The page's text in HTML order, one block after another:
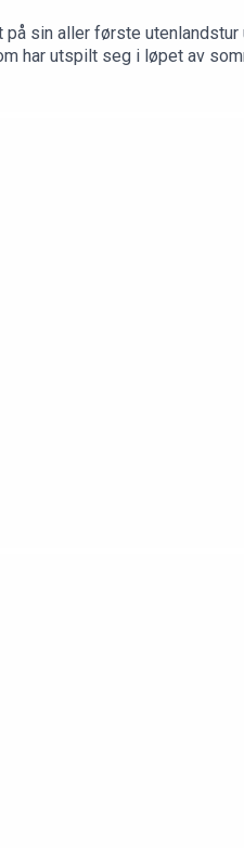
sin aller første utenlandstur
har utspilt seg i løpet av
Week et hot samtaleemne -